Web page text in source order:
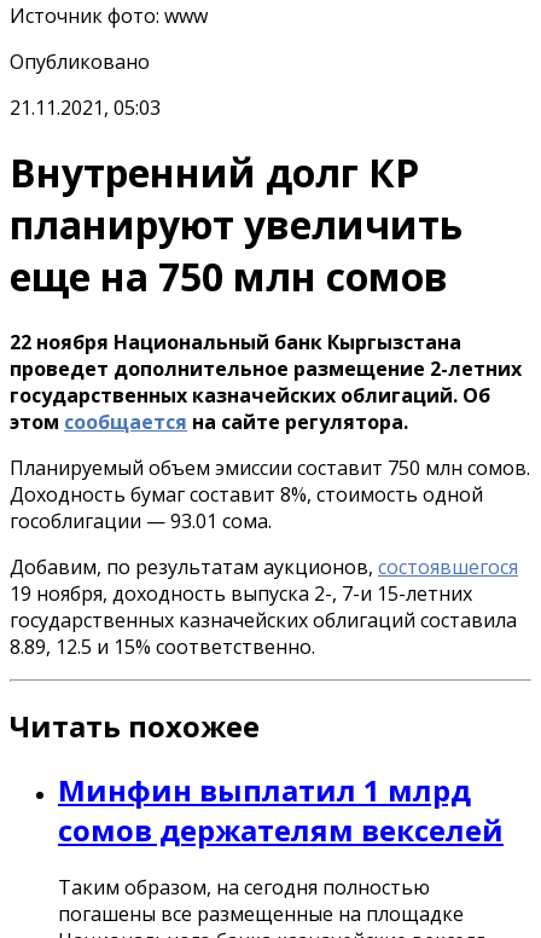
Источник фото: www
Опубликовано
21.11.2021, 05:03
Внутренний долг КР
планируют увеличить
еще на 750 млн сомов
22 ноября Национальный банк Кыргызстана
проведет дополнительное размещение 2-летних
государственных казначейских облигаций. Об
этом сообщается на сайте регулятора.
Планируемый объем эмиссии составит 750 млн сомов.
Доходность бумаг составит 8%, стоимость одной
гособлигации — 93.01 сома.
Добавим, по результатам аукционов, состоявшегося
19 ноября, доходность выпуска 2-, 7-и 15-летних
государственных казначейских облигаций составила
8.89, 12.5 и 15% соответственно.
Читать похожее
Минфин выплатил 1 млрд
сомов держателям векселей
Таким образом, на сегодня полностью
погашены все размещенные на площадке